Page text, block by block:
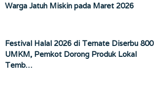
Warga Jatuh Miskin pada Maret 2026
Festival Halal 2026 di Ternate Diserbu 800
UMKM, Pemkot Dorong Produk Lokal
Temb…